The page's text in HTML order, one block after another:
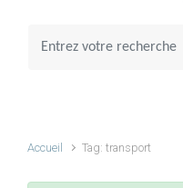
Accueil Tag: transport